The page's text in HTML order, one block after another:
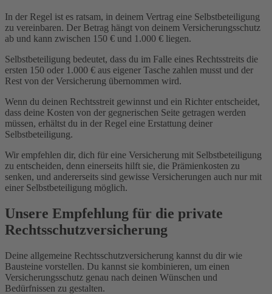
In der Regel ist es ratsam, in deinem Vertrag eine Selbstbeteiligung
zu vereinbaren. Der Betrag hängt von deinem Versicherungsschutz
ab und kann zwischen 150 € und 1.000 € liegen.
Selbstbeteiligung bedeutet, dass du im Falle eines Rechtsstreits die
ersten 150 oder 1.000 € aus eigener Tasche zahlen musst und der
Rest von der Versicherung übernommen wird.
Wenn du deinen Rechtsstreit gewinnst und ein Richter entscheidet,
dass deine Kosten von der gegnerischen Seite getragen werden
müssen, erhältst du in der Regel eine Erstattung deiner
Selbstbeteiligung.
Wir empfehlen dir, dich für eine Versicherung mit Selbstbeteiligung
zu entscheiden, denn einerseits hilft sie, die Prämienkosten zu
senken, und andererseits sind gewisse Versicherungen auch nur mit
einer Selbstbeteiligung möglich.
Unsere Empfehlung für die private
Rechtsschutzversicherung
Deine allgemeine Rechtsschutzversicherung kannst du dir wie
Bausteine vorstellen. Du kannst sie kombinieren, um einen
Versicherungsschutz genau nach deinen Wünschen und
Bedürfnissen zu gestalten.